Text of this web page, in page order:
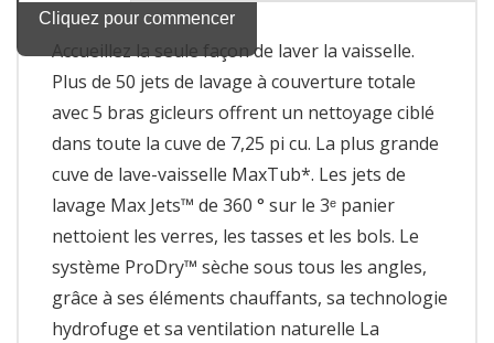
Accueillez la seule façon de laver la vaisselle.
Plus de 50 jets de lavage à couverture totale
avec 5 bras gicleurs offrent un nettoyage ciblé
dans toute la cuve de 7,25 pi cu. La plus grande
cuve de lave-vaisselle MaxTub*. Les jets de
lavage Max Jets™ de 360 ° sur le 3ᵉ panier
nettoient les verres, les tasses et les bols. Le
système ProDry™ sèche sous tous les angles,
grâce à ses éléments chauffants, sa technologie
hydrofuge et sa ventilation naturelle La